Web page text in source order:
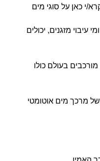
י כאן על סוגי מים
עיבוי מזגנים, יכולים
מורכבים בעולם כולו
מרכך מים אוטומטי